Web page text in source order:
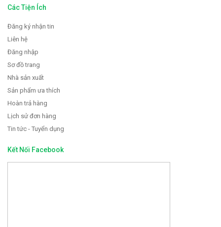
Các Tiện Ích
Đăng ký nhận tin
Liên hệ
Đăng nhập
Sơ đồ trang
Nhà sản xuất
Sản phẩm ưa thích
Hoàn trả hàng
Lịch sử đơn hàng
Tin tức - Tuyển dụng
Kết Nối Facebook